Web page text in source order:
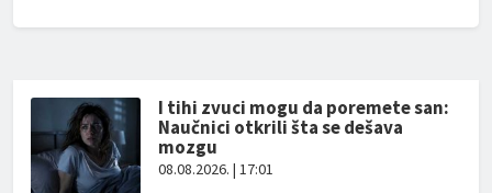
I tihi zvuci mogu da poremete san:
Naučnici otkrili šta se dešava
mozgu
08.08.2026. | 17:01